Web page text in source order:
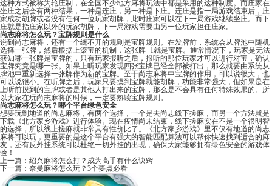
这种方式被称为轮庄制，在全国不少地方麻将玩法中都是采用的这种制度。而庄家在
坐庄之后会有两种结果，一种是连庄，另一种是下庄。连庄是指一局游戏结束后，庄
家成功胡牌或者没有任何一位玩家胡牌，此时庄家可以在下一局游戏继续坐庄。而下
庄就是指庄家以外的玩家胡牌，下一局游戏需要由另一位玩家担任庄家。
尚志麻将怎么玩？宝牌规则是什么
说到尚志麻将，还有一个绕不开的规则是宝牌规则。在发牌前，系统会从牌池中随机
选择一张牌，然后根据上滚宝的机制，这张牌+1就是宝牌。通常情况下，玩家是无法
获知哪一张牌是宝牌的，只有玩家报听之后，报听的那位玩家才可以进行对宝，确认
宝牌究竟是哪一张。如果上听玩家发现四张宝牌已经全部被打出，那么就要由系统从
牌池中重新选择一张牌作为新的宝牌。至于尚志麻将中宝牌的作用，可以说很大，也
可以说很小。在听牌之后，玩家只要摸到宝牌就能胡牌，功能非常强大，但如果是在
上听前摸到的宝牌或者是其他人打出来的宝牌，那么是不会具有任何特殊效果的。所
以大家在玩尚志麻将的时候，一定要熟读宝牌规则。
尚志麻将怎么玩？哪个平台绿色安全
想要玩到地道的尚志麻将，有两个选择，一个是去尚志线下搓麻，而另一个方法就是
下载《北方家乡游戏》进行体验。现在疫情尚未结束，线下搓麻实在不是一个很明智
的选择，所以线上搓麻就非常具有性价比了。《北方家乡游戏》里不仅有地道的尚志
麻将可以玩，更重要的是这个平台有强大的智能匹配算法可以帮你快速找到适合的麻
友，还有反外挂系统可以杜绝一切外挂的出现，确保大家能够拥有绿色安全的游戏体
验！
上一篇： 绍兴麻将怎么打？成为高手有什么诀窍
下一篇： 奈曼麻将怎么玩？3个要点必看